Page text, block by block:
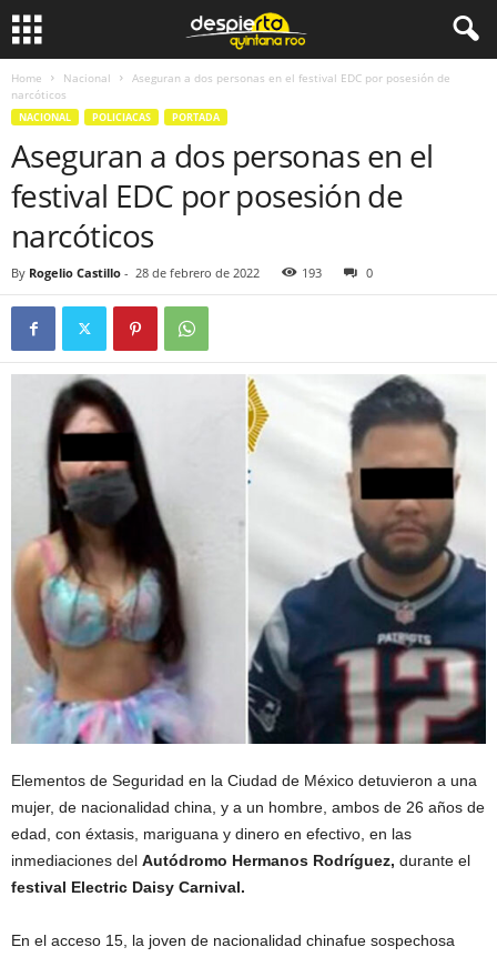
Home Nacional
Aseguran a dos personas en el festival EDC por posesión de
narcóticos
NACIONAL POLICIACAS PORTADA
Aseguran a dos personas en el
festival EDC por posesión de
narcóticos
By Rogelio Castillo - 28 de febrero de 2022 193 0
Elementos de Seguridad en la Ciudad de México detuvieron a una
mujer, de nacionalidad china, y a un hombre, ambos de 26 años de
edad, con éxtasis, mariguana y dinero en efectivo, en las
inmediaciones del Autódromo Hermanos Rodríguez, durante el
festival Electric Daisy Carnival.
En el acceso 15, la joven de nacionalidad chinafue sospechosa